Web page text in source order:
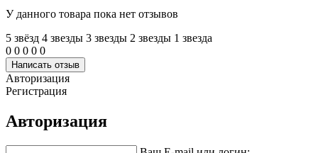
У данного товара пока нет отзывов
5 звёзд 4 звeзды 3 звeзды 2 звeзды 1 звeзда
0 0 0 0 0
Написать отзыв
Авторизация
Регистрация
Авторизация